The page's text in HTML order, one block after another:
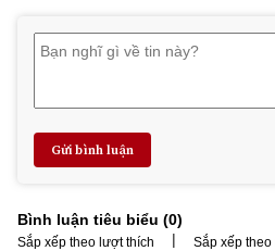
Gửi bình luận
Bình luận tiêu biểu (0)
Sắp xếp theo lượt thích | Sắp xếp theo